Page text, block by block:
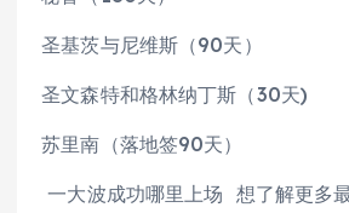
圣基茨与尼维斯（90天）
圣文森特和格林纳丁斯（30天)
苏里南（落地签90天）
一大波成功哪里上场 想了解更多